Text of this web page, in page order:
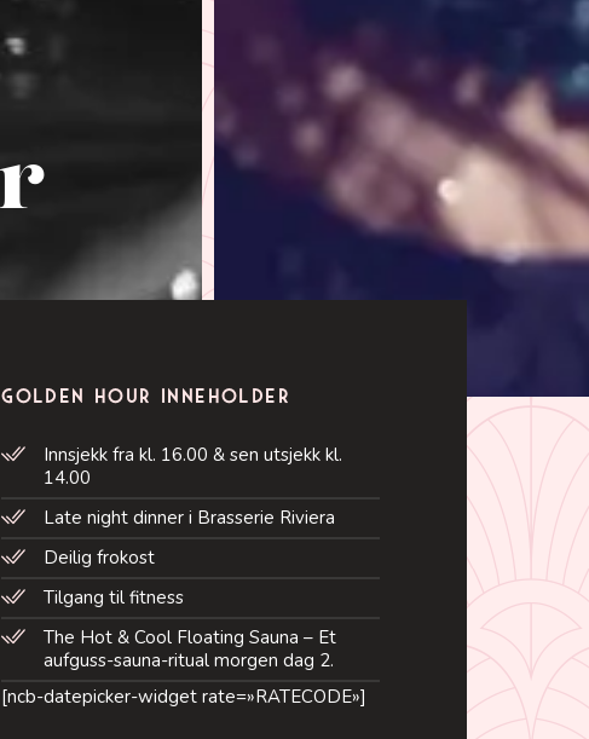
Golden hour inneholder
Innsjekk fra kl. 16.00 & sen utsjekk kl.
14.00
Late night dinner i Brasserie Riviera
Deilig frokost
Tilgang til fitness
The Hot & Cool Floating Sauna – Et
aufguss-sauna-ritual morgen dag 2.
[ncb-datepicker-widget rate=»RATECODE»]